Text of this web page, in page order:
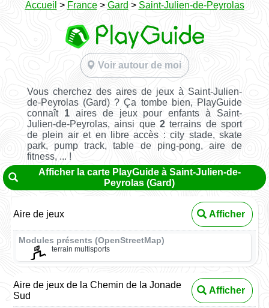
Accueil > France> Gard > Saint-Julien-de-Peyrolas
Voir autour de moi
Vous cherchez des aires de jeux à Saint-Julien-
de-Peyrolas (Gard) ? Ça tombe bien, PlayGuide
connaît 1aires de jeux pour enfants à Saint-
Julien-de-Peyrolas, ainsi que 2 terrains de sport
de plein air et en libre accès : city stade, skate
park, pump track, table de ping-pong, aire de
fitness, ... !
Afficher la carte PlayGuide à Saint-Julien-de-
Peyrolas (Gard)
Aire de jeux Afficher
Modules présents (OpenStreetMap)
terrain multisports
Aire de jeux de la Chemin de la Jonade
Sud
Afficher